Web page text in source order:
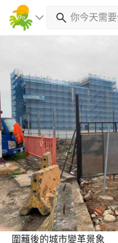
圍籬後的城市變革景象